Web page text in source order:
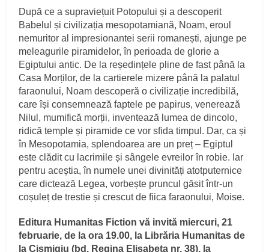
După ce a supraviețuit Potopului și a descoperit
Babelul și civilizația mesopotamiană, Noam, eroul
nemuritor al impresionantei serii romanești, ajunge pe
meleagurile piramidelor, în perioada de glorie a
Egiptului antic. De la reședințele pline de fast până la
Casa Morților, de la cartierele mizere până la palatul
faraonului, Noam descoperă o civilizație incredibilă,
care își consemnează faptele pe papirus, venerează
Nilul, mumifică morții, inventează lumea de dincolo,
ridică temple și piramide ce vor sfida timpul. Dar, ca și
în Mesopotamia, splendoarea are un preț – Egiptul
este clădit cu lacrimile și sângele evreilor în robie. Iar
pentru aceștia, în numele unei divinități atotputernice
care dictează Legea, vorbește pruncul găsit într-un
coșuleț de trestie și crescut de fiica faraonului, Moise.
Editura Humanitas Fiction vă invită miercuri, 21
februarie, de la ora 19.00, la Librăria Humanitas de
la Cișmigiu (bd. Regina Elisabeta nr. 38), la